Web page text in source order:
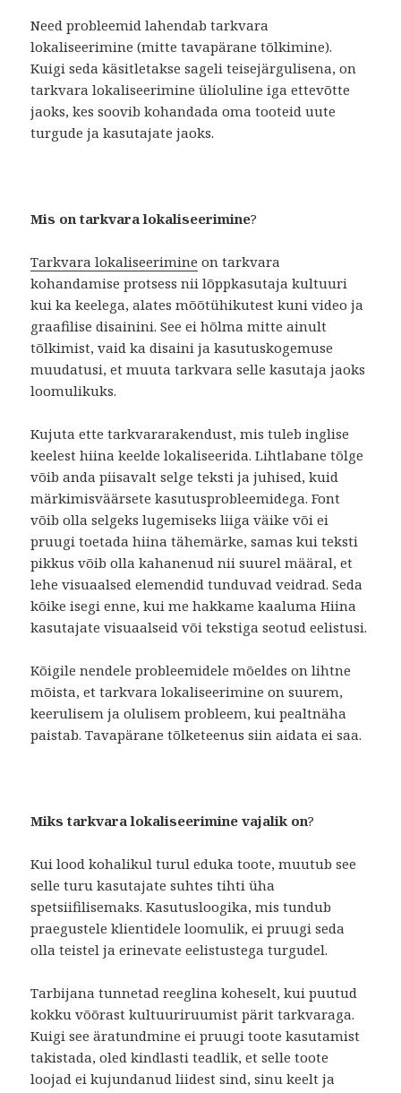
Need probleemid lahendab tarkvara
lokaliseerimine (mitte tavapärane tõlkimine).
Kuigi seda käsitletakse sageli teisejärgulisena, on
tarkvara lokaliseerimine ülioluline iga ettevõtte
jaoks, kes soovib kohandada oma tooteid uute
turgude ja kasutajate jaoks.
Mis on tarkvara lokaliseerimine?
Tarkvara lokaliseerimine on tarkvara
kohandamise protsess nii lõppkasutaja kultuuri
kui ka keelega, alates mõõtühikutest kuni video ja
graafilise disainini. See ei hõlma mitte ainult
tõlkimist, vaid ka disaini ja kasutuskogemuse
muudatusi, et muuta tarkvara selle kasutaja jaoks
loomulikuks.
Kujuta ette tarkvararakendust, mis tuleb inglise
keelest hiina keelde lokaliseerida. Lihtlabane tõlge
võib anda piisavalt selge teksti ja juhised, kuid
märkimisväärsete kasutusprobleemidega. Font
võib olla selgeks lugemiseks liiga väike või ei
pruugi toetada hiina tähemärke, samas kui teksti
pikkus võib olla kahanenud nii suurel määral, et
lehe visuaalsed elemendid tunduvad veidrad. Seda
kõike isegi enne, kui me hakkame kaaluma Hiina
kasutajate visuaalseid või tekstiga seotud eelistusi.
Kõigile nendele probleemidele mõeldes on lihtne
mõista, et tarkvara lokaliseerimine on suurem,
keerulisem ja olulisem probleem, kui pealtnäha
paistab. Tavapärane tõlketeenus siin aidata ei saa.
Miks tarkvara lokaliseerimine vajalik on?
Kui lood kohalikul turul eduka toote, muutub see
selle turu kasutajate suhtes tihti üha
spetsiifilisemaks. Kasutusloogika, mis tundub
praegustele klientidele loomulik, ei pruugi seda
olla teistel ja erinevate eelistustega turgudel.
Tarbijana tunnetad reeglina koheselt, kui puutud
kokku võõrast kultuuriruumist pärit tarkvaraga.
Kuigi see äratundmine ei pruugi toote kasutamist
takistada, oled kindlasti teadlik, et selle toote
loojad ei kujundanud liidest sind, sinu keelt ja